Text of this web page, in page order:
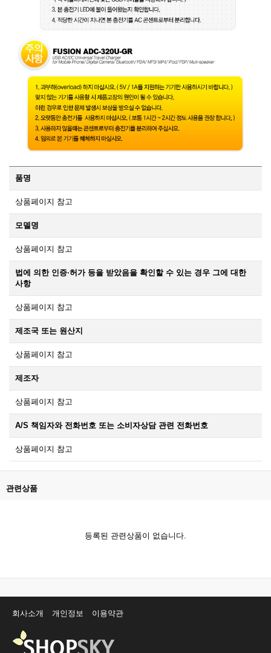
품명
상품페이지 참고
모델명
상품페이지 참고
법에 의한 인증·허가 등을 받았음을 확인할 수 있는 경우 그에 대한
사항
상품페이지 참고
제조국 또는 원산지
상품페이지 참고
제조자
상품페이지 참고
A/S 책임자와 전화번호 또는 소비자상담 관련 전화번호
상품페이지 참고
관련상품
등록된 관련상품이 없습니다.
회사소개 개인정보 이용약관